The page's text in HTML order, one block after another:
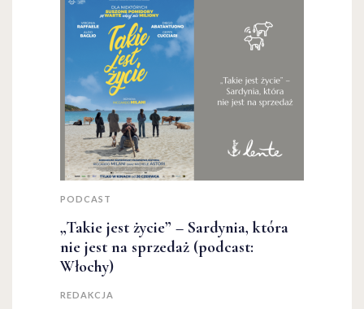
PODCAST
„Takie jest życie” – Sardynia, która
nie jest na sprzedaż (podcast:
Włochy)
REDAKCJA